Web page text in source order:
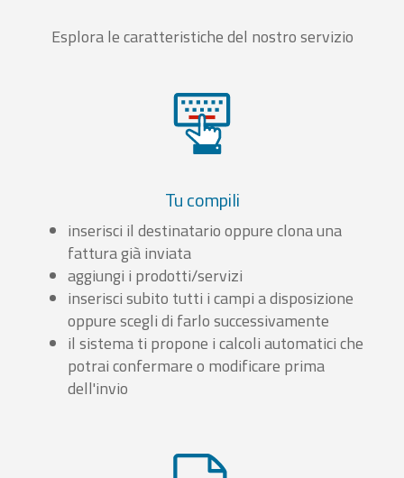
Esplora le caratteristiche del nostro servizio
Tu compili
inserisci il destinatario oppure clona una
fattura già inviata
aggiungi i prodotti/servizi
inserisci subito tutti i campi a disposizione
oppure scegli di farlo successivamente
il sistema ti propone i calcoli automatici che
potrai confermare o modificare prima
dell'invio